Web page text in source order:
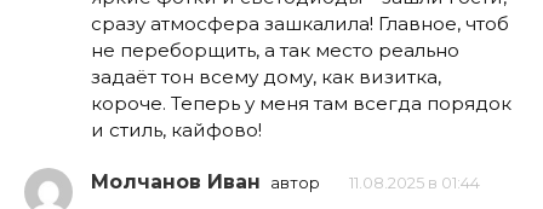
сразу атмосфера зашкалила! Главное, чтоб
не переборщить, а так место реально
задаёт тон всему дому, как визитка,
короче. Теперь у меня там всегда порядок
и стиль, кайфово!
Молчанов Иван автор 11.08.2025 в 01:44